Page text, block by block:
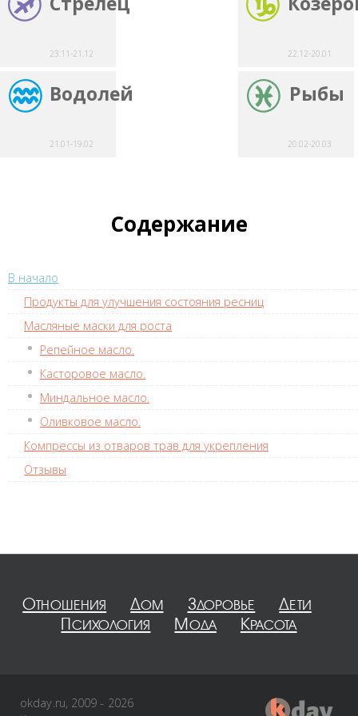
23.11-21.12 22.12-20.01
Водолей
21.01-19.02
Рыбы
20.02-20.03
Содержание
В начало
Продукты для улучшения состояния ресниц
Масляные маски для роста
Репейное масло.
Касторовое масло.
Миндальное масло.
Оливковое масло.
Компрессы из отваров трав для укрепления
Отзывы
Отношения Дом Здоровье
Дети
Психология
Мода Красота
okday.ru, 2009 - 2026